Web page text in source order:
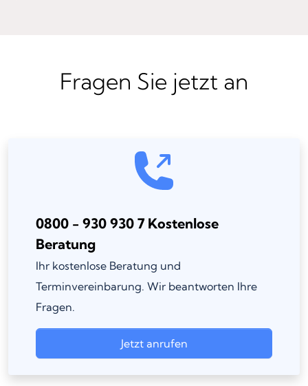
Fragen Sie jetzt an
0800 - 930 930 7 Kostenlose
Beratung
Ihr kostenlose Beratung und
Terminvereinbarung. Wir beantworten Ihre
Fragen.
Jetzt anrufen